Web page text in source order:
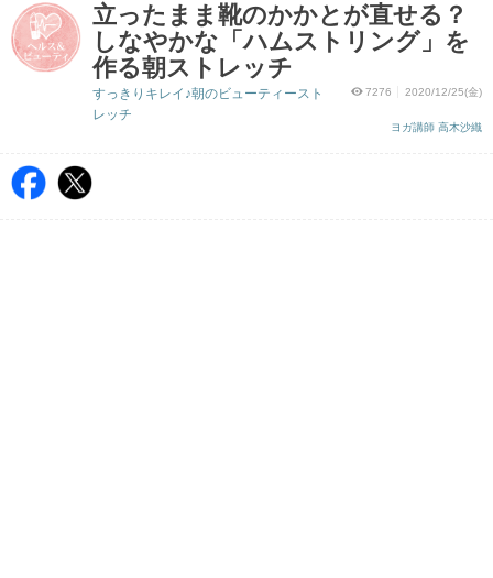
立ったまま靴のかかとが直せる？
しなやかな「ハムストリング」を
作る朝ストレッチ
7276 2020/12/25(金)
ヨガ講師 高木沙織
すっきりキレイ♪朝のビューティースト
レッチ